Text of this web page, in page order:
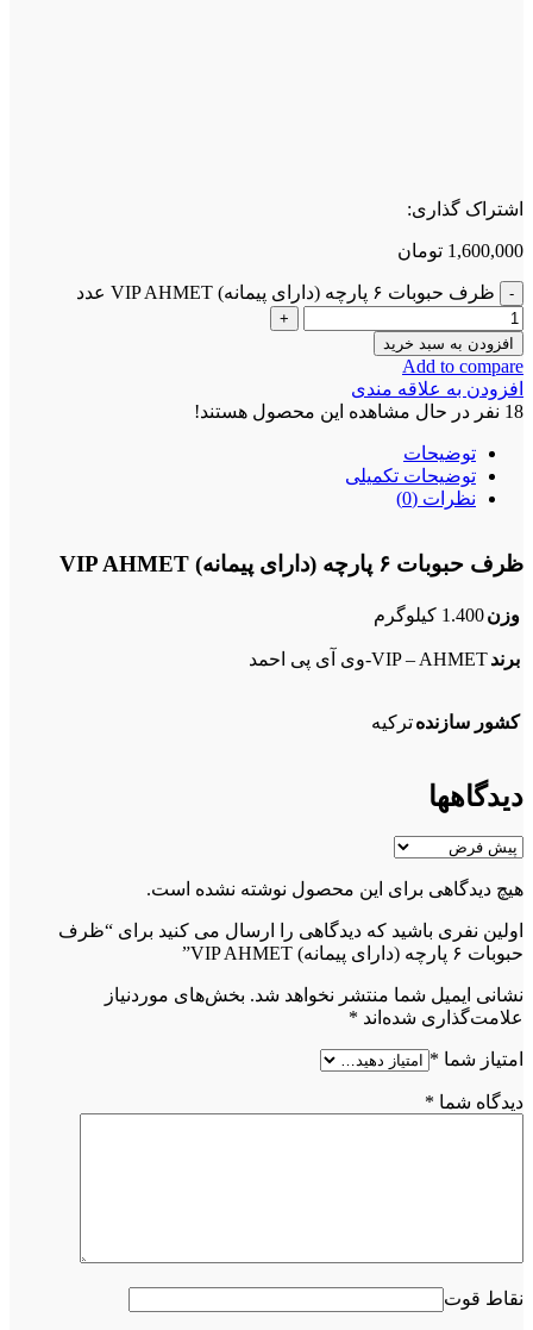
اشتراک گذاری:
1,600,000 تومان
ظرف حبوبات ۶ پارچه (دارای پیمانه) VIP AHMET عدد
افزودن به سبد خرید
Add to compare
افزودن به علاقه مندی
18 نفر در حال مشاهده این محصول هستند!
توضیحات
توضیحات تکمیلی
نظرات (0)
ظرف حبوبات ۶ پارچه (دارای پیمانه) VIP AHMET
وزن1.400 کیلوگرم
برندVIP – AHMET-وی آی پی احمد
کشور سازندهترکیه
دیدگاهها
هیچ دیدگاهی برای این محصول نوشته نشده است.
اولین نفری باشید که دیدگاهی را ارسال می کنید برای “ظرف
حبوبات ۶ پارچه (دارای پیمانه) VIP AHMET”
نشانی ایمیل شما منتشر نخواهد شد. بخش‌های موردنیاز
علامت‌گذاری شده‌اند *
امتیاز شما *
دیدگاه شما *
نقاط قوت